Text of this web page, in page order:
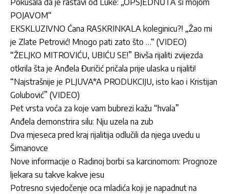
POJAVOM“
EKSKLUZIVNO Ćana RASKRINKALA koleginicu?! „Žao mi
je Zlate Petrović! Mnogo pati zato što …“ (VIDEO)
“ŽELJKO MITROVIĆU, UBIĆU SE!” Bivša rijaliti zvijezda
otkrila šta je Anđela Đuričić pričala prije ulaska u rijaliti!
“Najstrašnije je PLJUVA*A PRODUKCIJU, isto kao i Kristijan
Golubović” (VIDEO)
Pet vrsta voća za koje vam bubrezi kažu “hvala”
Anđela demonstrira silu: Nju uzela na zub
Dva mjeseca pred kraj rijalitija odlučili da njega uvedu u
Šimanovce
Nove informacije o Radinoj borbi sa karcinomom: Prognoze
ljekara su takve kakve jesu
Potresno svjedočenje oca mladića koji je napadnut na